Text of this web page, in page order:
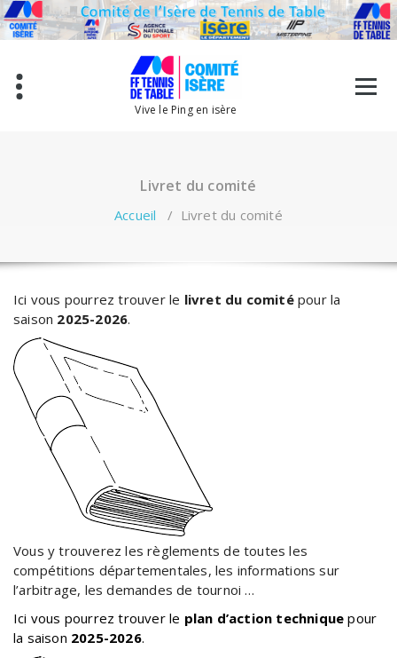
Aller
au
contenu
Vive le Ping en isère
Livret du comité
Accueil / Livret du comité
Ici vous pourrez trouver le livret du comitépour la
saison 2025-2026.
Vous y trouverez les règlements de toutes les
compétitions départementales, les informations sur
l’arbitrage, les demandes de tournoi …
Ici vous pourrez trouver le plan d’action technique pour
la saison 2025-2026.